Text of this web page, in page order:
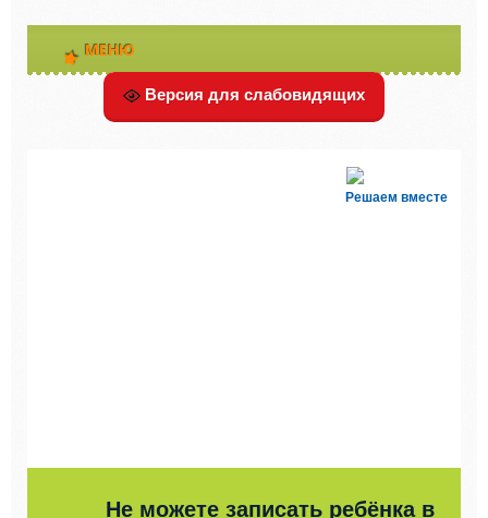
МЕНЮ
Версия для слабовидящих
Решаем вместе
Не можете записать ребёнка в